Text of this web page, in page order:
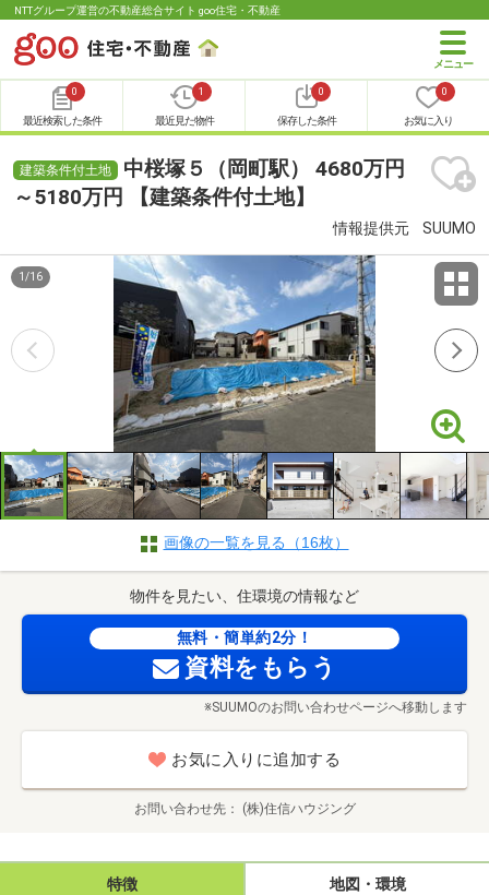
NTTグループ運営の不動産総合サイト goo住宅・不動産
0
最近検索した条件
1
最近見た物件
0
保存した条件
0
お気に入り
建築条件付土地
中桜塚５（岡町駅） 4680万円
～5180万円 【建築条件付土地】
情報提供元 SUUMO
1 /16
画像の一覧を見る（16枚）
物件を見たい、住環境の情報など
無料・簡単約2分！
資料をもらう
※SUUMOのお問い合わせページへ移動します
お気に入りに追加する
お問い合わせ先 (株)住信ハウジング
特徴 地図・環境